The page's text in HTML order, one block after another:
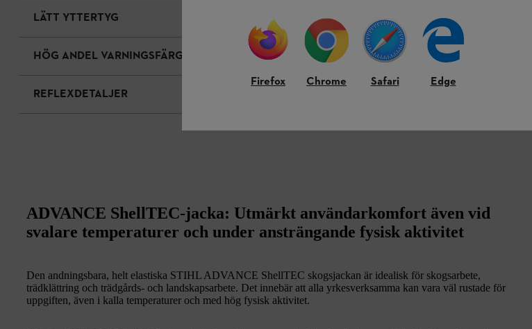
LÄTT YTTERTYG
HÖG ANDEL VARNINGSFÄRG
REFLEXDETALJER
ADVANCE ShellTEC-jacka: Utmärkt användarkomfort även vid
svalare temperaturer och under ansträngande fysisk aktivitet
Den andningsbara, helt elastiska STIHL ADVANCE ShellTEC skogsjackan är idealisk för skogsarbete,
trädklättring och trädgårds- och landskapsarbete. Det innebär att alla yrkesverksamma kan vara väl rustade för
uppgiften, även i kalla temperaturer och med hög fysisk aktivitet.
Firefox Chrome Safari Edge